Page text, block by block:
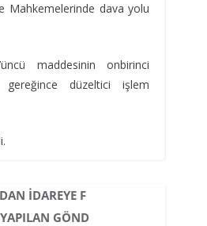
Mahkemelerinde dava yolu
maddesinin onbirinci
gereğince düzeltici işlem
IDAREYE F
GÖND